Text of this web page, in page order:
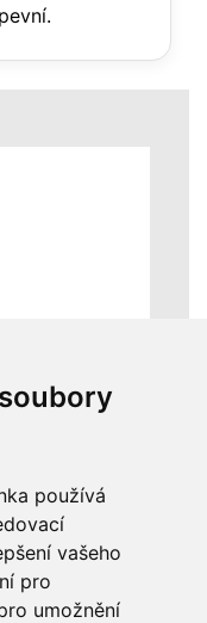
používá
vašeho
pro
umožnění